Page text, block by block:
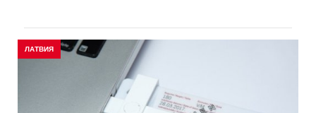
ЛАТВИЯ